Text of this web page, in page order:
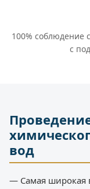
100% соблюдение
с
вод
— Самая широкая